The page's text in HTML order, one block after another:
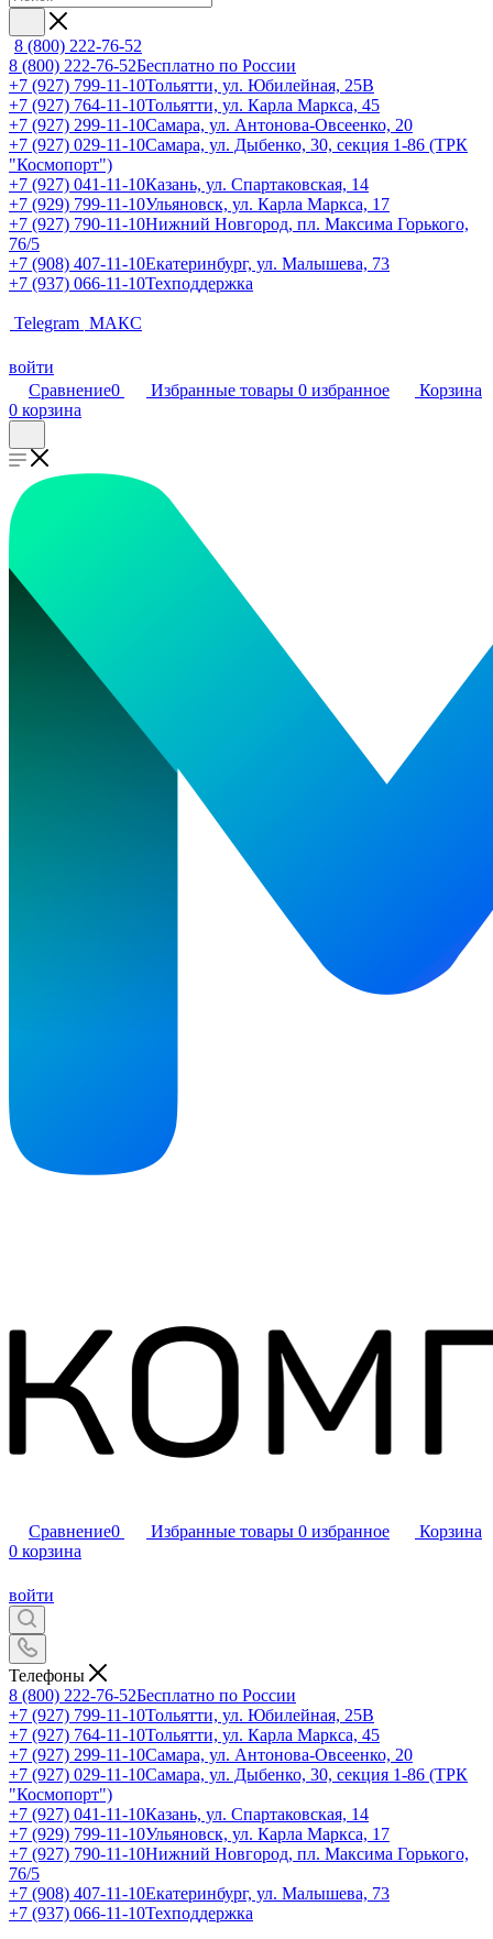
8 (800) 222-76-52
8 (800) 222-76-52Бесплатно по России
+7 (927) 799-11-10Тольятти, ул. Юбилейная, 25В
+7 (927) 764-11-10Тольятти, ул. Карла Маркса, 45
+7 (927) 299-11-10Самара, ул. Антонова-Овсеенко, 20
+7 (927) 029-11-10Самара, ул. Дыбенко, 30, секция 1-86 (ТРК
"Космопорт")
+7 (927) 041-11-10Казань, ул. Спартаковская, 14
+7 (929) 799-11-10Ульяновск, ул. Карла Маркса, 17
+7 (927) 790-11-10Нижний Новгород, пл. Максима Горького,
76/5
+7 (908) 407-11-10Екатеринбург, ул. Малышева, 73
+7 (937) 066-11-10Техподдержка
Telegram МАКС
войти
Сравнение0 Избранные товары 0 избранное
Корзина
0 корзина
Сравнение0 Избранные товары 0 избранное
Корзина
0 корзина
войти
Телефоны
8 (800) 222-76-52Бесплатно по России
+7 (927) 799-11-10Тольятти, ул. Юбилейная, 25В
+7 (927) 764-11-10Тольятти, ул. Карла Маркса, 45
+7 (927) 299-11-10Самара, ул. Антонова-Овсеенко, 20
+7 (927) 029-11-10Самара, ул. Дыбенко, 30, секция 1-86 (ТРК
"Космопорт")
+7 (927) 041-11-10Казань, ул. Спартаковская, 14
+7 (929) 799-11-10Ульяновск, ул. Карла Маркса, 17
+7 (927) 790-11-10Нижний Новгород, пл. Максима Горького,
76/5
+7 (908) 407-11-10Екатеринбург, ул. Малышева, 73
+7 (937) 066-11-10Техподдержка